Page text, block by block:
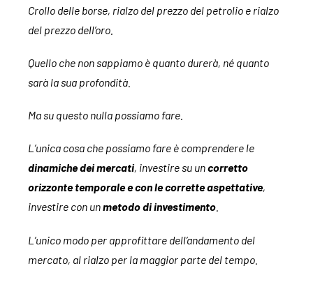
Crollo delle borse, rialzo del prezzo del petrolio e rialzo
del prezzo dell’oro.
Quello che non sappiamo è quanto durerà, né quanto
sarà la sua profondità.
Ma su questo nulla possiamo fare.
L’unica cosa che possiamo fare è comprendere le
dinamiche dei mercati, investire su uncorretto
orizzonte temporale e con le corrette aspettative,
investire con unmetodo di investimento
L’unico modo per approfittare dell’andamento del
mercato, al rialzo per la maggior parte del tempo.